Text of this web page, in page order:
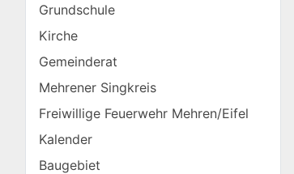
Grundschule
Kirche
Gemeinderat
Mehrener Singkreis
Freiwillige Feuerwehr Mehren/Eifel
Kalender
Baugebiet